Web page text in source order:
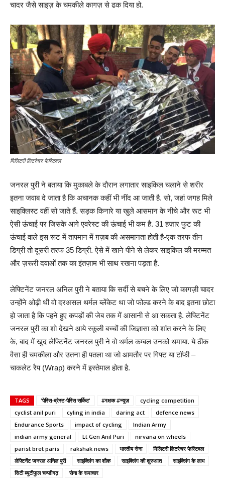
चादर जैसे साइज़ के चमकीले कागज़ से ढक दिया हो.
मिलिटरी लिटरेचर फेस्टिवल
जनरल पुरी ने बताया कि मुकाबले के दौरान लगातार साइकिल चलाने से शरीर
इतना जवाब दे जाता है कि अचानक कहीं भी नींद आ जाती है. सो, जहां जगह मिले
साइक्लिस्ट वहीं सो जाते हैं. सड़क किनारे या खुले आसमान के नीचे और रूट भी
ऐसी ऊंचाई पर जिसके आगे एवरेस्ट की ऊंचाई भी कम है. 31 हज़ार फुट की
ऊंचाई वाले इस रूट में तापमान में ग़ज़ब की असमानता होती है-एक तरफ तीन
डिग्री तो दूसरी तरफ 35 डिग्री. ऐसे में खाने पीने से लेकर साइकिल की मरम्मत
और ज़रूरी दवाओं तक का इंतज़ाम भी साथ रखना पड़ता है.
लेफ्टिनेंट जनरल अनिल पुरी ने बताया कि सर्दी से बचने के लिए जो कागज़ी चादर
उन्होंने ओढ़ी थी वो दरअसल थर्मल ब्लेंकेट था जो फोल्ड करने के बाद इतना छोटा
हो जाता है कि पहने हुए कपड़ों की जेब तक में आसानी से आ सकता है. लेफ्टिनेंट
जनरल पुरी का शो देखने आये स्कूली बच्चों की जिज्ञासा को शांत करने के लिए
के, बाद में खुद लेफ्टिनेंट जनरल पुरी ने वो थर्मल कम्बल उनको थमाया. ये ठीक
वैसा ही चमकीला और उतना ही पतला था जो आमतौर पर गिफ्ट या टॉफी –
चाकलेट रैप (Wrap) करने में इस्तेमाल होता है.
TAGS 'पेरिस-ब्रेस्ट-पेरिस सर्किट' #रक्षक #न्यूज़
cycling competition
cyclist anil puri
cyling in india daring act
defence news
Endurance Sports
impact of cycling
Indian Army
indian army general
Lt Gen Anil Puri
nirvana on wheels
parist bret paris
rakshak news भारतीय सेना
मिलिटरी लिटरेचर फेस्टिवल
लेफ्टिनेंट जनरल अनिल पुरी
साइक्लिंग का शौक साइक्लिंग की शुरुआत
साइक्लिंग के लाभ
सिटी ब्यूटीफुल चण्डीगढ़
सेना के समाचार